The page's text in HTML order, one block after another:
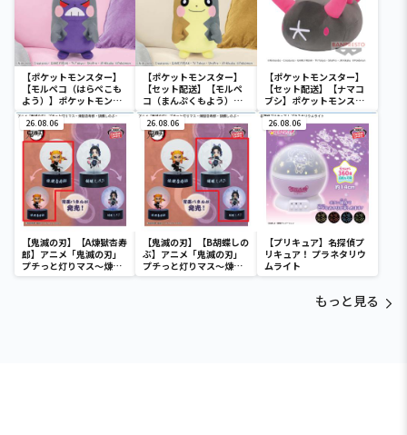
【ポケットモンスター】
【モルペコ（はらぺこも
よう）】ポケットモンス
ター めちゃもふぐっとぬ
いぐるみ～モルペコ（は
らぺこもよう）～
【ポケットモンスター】
【セット配送】【モルペ
コ（まんぷくもよう）】
ポケットモンスター めち
ゃもふぐっとぬいぐるみ
～モルペコ（まんぷくも
よう）～
【ポケットモンスター】
【セット配送】【ナマコ
ブシ】ポケットモンスタ
ー めちゃもふぐっとぬい
ぐるみ～ナマコブシ～
26.08.06
【鬼滅の刃】【A煉獄杏寿
郎】アニメ「鬼滅の刃」
プチっと灯りマス～煉獄
杏寿郎・胡蝶しのぶ～
26.08.06
【鬼滅の刃】【B胡蝶しの
ぶ】アニメ「鬼滅の刃」
プチっと灯りマス～煉獄
杏寿郎・胡蝶しのぶ～
26.08.06
【プリキュア】名探偵プ
リキュア！ プラネタリウ
ムライト
もっと見る